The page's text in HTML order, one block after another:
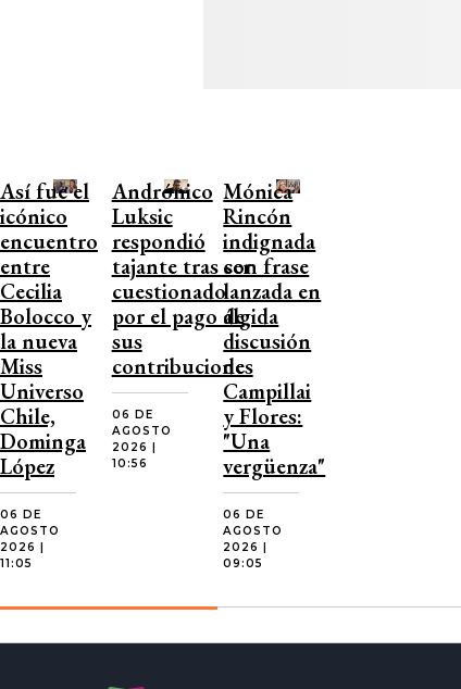
Así fue el
icónico
encuentro
entre
Cecilia
Bolocco y
la nueva
Miss
Universo
Chile,
Dominga
López
06 DE
AGOSTO
2026 |
11:05
Andrónico
Luksic
respondió
tajante tras ser
cuestionado
por el pago de
sus
contribuciones
06 DE
AGOSTO
2026 |
10:56
Mónica
Rincón
indignada
con frase
lanzada en
álgida
discusión
de
Campillai
y Flores:
"Una
vergüenza"
06 DE
AGOSTO
2026 |
09:05